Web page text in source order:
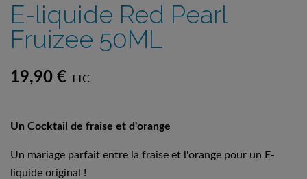
E-liquide Red Pearl
Fruizee 50ML
19,90 € TTC
Un Cocktail de fraise et d'orange
Un mariage parfait entre la fraise et l'orange pour un E-
liquide original !